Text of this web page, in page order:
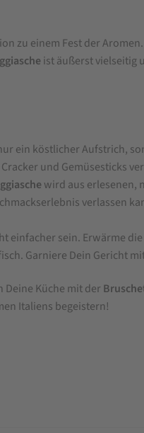
zu einem Fest der
ist äußerst vielseitig
ein köstlicher Aufstrich,
und Gemüsesticks
wird aus erlesenen,
verlassen
einfacher sein. Erwärme
Garniere Dein Gericht
Küche mit der
Italiens begeistern!